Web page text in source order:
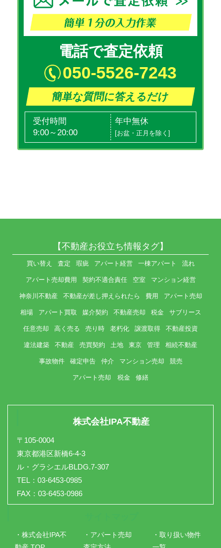
電話で査定依頼
050-5526-7243
簡単な質問に答えるだけ
受付時間
9:00～20:00
年中無休
[お盆・正月を除く]
【不動産お役立ち情報タグ】
買い替え 査定 瑕疵 アパート経営 一棟アパート 流れ
アパート売却費用 契約不適合責任 空室 マンション経営
神奈川不動産 不動産が差し押えられたら 費用 アパート売却
相場 アパート買取 媒介契約 不動産売却 税金 サブリース
任意売却 高く売る 売り時 老朽化 譲渡取得 不動産投資
違法建築 不動産 売買契約 土地 東京 管理 相続不動産
事故物件 確定申告 仲介 マンション売却 競売
アパート売却 税金 修繕
株式会社IPA不動産
〒105-0004
東京都港区新橋6-4-3
ル・グラシエルBLDG.7-307
TEL：03-6453-0985
FAX：03-6453-0986
・株式会社IPA不
・アパート売却
・取り扱い物件